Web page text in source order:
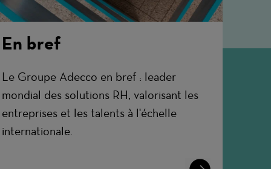
En bref
Le Groupe Adecco en bref : leader
mondial des solutions RH, valorisant les
entreprises et les talents à l'échelle
internationale.